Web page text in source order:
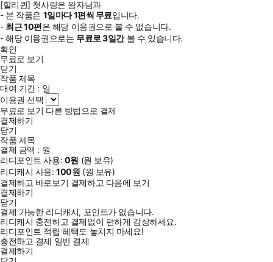
[할리퀸] 첫사랑은 왕자님과
- 본 작품은 1일마다1편씩 무료입니다.
- 최근10편은 해당 이용권으로 볼 수 없습니다.
- 해당 이용권으로는 무료로3일간볼 수 있습니다.
확인
무료로 보기
닫기
작품 제목
대여 기간 : 일
이용권 선택
무료로 보기 다른 방법으로 결제
결제하기
닫기
작품 제목
결제 금액 : 원
리디포인트 사용: 0원 (원 보유)
리디캐시 사용:100원 (원 보유)
결제하고 바로보기 결제하고 다음에 보기
결제하기
닫기
결제 가능한 리디캐시, 포인트가 없습니다.
리디캐시 충전하고 결제없이 편하게 감상하세요.
리디포인트 적립 혜택도 놓치지 마세요!
충전하고 결제 일반 결제
결제하기